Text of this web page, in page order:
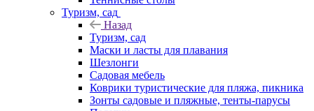
Туризм, сад
Назад
Туризм, сад
Маски и ласты для плавания
Шезлонги
Садовая мебель
Коврики туристические для пляжа, пикника
Зонты садовые и пляжные, тенты-парусы